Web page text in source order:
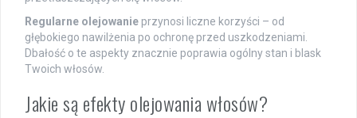
Regularne olejowanie przynosi liczne korzyści – od
głębokiego nawilżenia po ochronę przed uszkodzeniami.
Dbałość o te aspekty znacznie poprawia ogólny stan i blask
Twoich włosów.
Jakie są efekty olejowania włosów?